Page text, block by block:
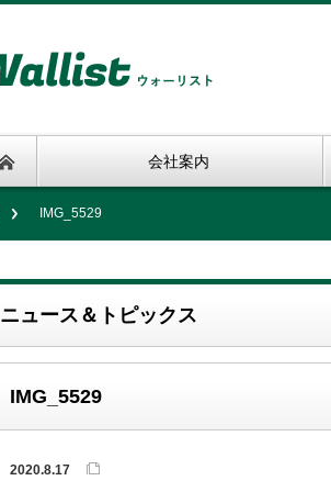
会社案内
IMG_5529
ニュース＆トピックス
IMG_5529
2020.8.17